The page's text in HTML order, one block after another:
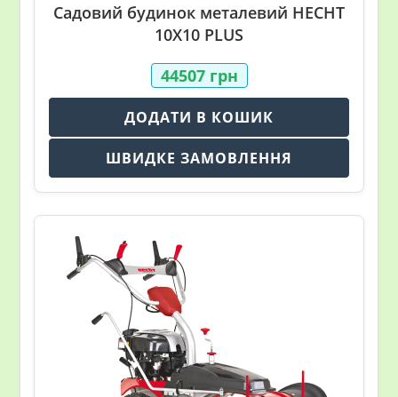
Садовий будинок металевий HECHT
10X10 PLUS
44507 грн
ДОДАТИ В КОШИК
ШВИДКЕ ЗАМОВЛЕННЯ